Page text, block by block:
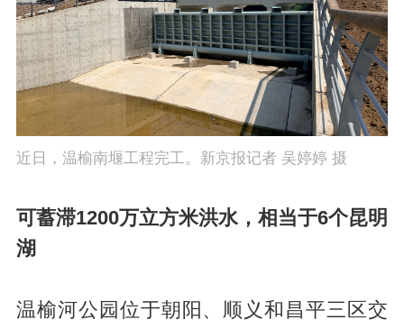
近日，温榆南堰工程完工。新京报记者 吴婷婷 摄
可蓄滞1200万立方米洪水，相当于6个昆明
湖
温榆河公园位于朝阳、顺义和昌平三区交